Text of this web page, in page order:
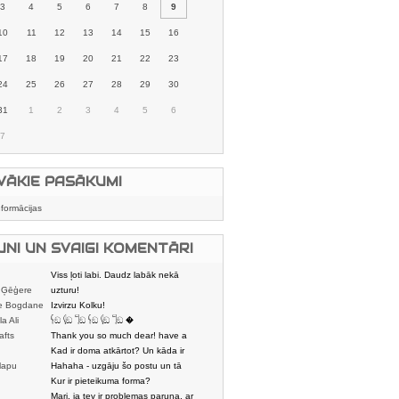
3 4 5 6 7 8 9
11 12 13 14 15 16
18 19 20 21 22 23
25 26 27 28 29 30
1 2 3 4 5 6
7
PASĀKUMI
UN SVAIGI KOMENTĀRI
Viss ļoti labi. Daudz labāk nekā
karstmaizīšu
uzturu!
Bogdane
Izvirzu Kolku!
Ali
𓌜ඞ 𓌱ඞ 𓌏ඞ 𓌜ඞ 𓌱ඞ 𓌏ඞ �
Thank you so much dear! have a
nice day
Kad ir doma atkārtot? Un kāda ir
aptuvenā dalī
Hahaha - uzgāju šo postu un tā
sasmējos. Četr
Kur ir pieteikuma forma?
Mari, ja tev ir problemas paruna, ar